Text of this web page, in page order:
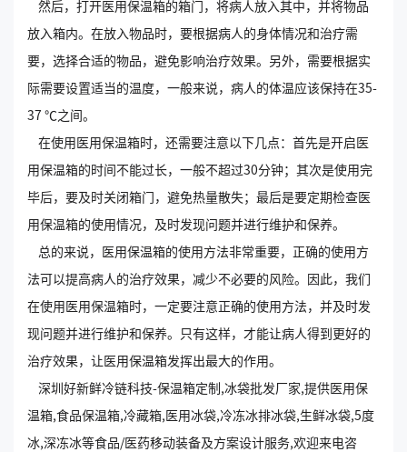
然后，打开医用保温箱的箱门，将病人放入其中，并将物品
放入箱内。在放入物品时，要根据病人的身体情况和治疗需
要，选择合适的物品，避免影响治疗效果。另外，需要根据实
际需要设置适当的温度，一般来说，病人的体温应该保持在35-
37 ℃之间。
在使用医用保温箱时，还需要注意以下几点：首先是开启医
用保温箱的时间不能过长，一般不超过30分钟；其次是使用完
毕后，要及时关闭箱门，避免热量散失；最后是要定期检查医
用保温箱的使用情况，及时发现问题并进行维护和保养。
总的来说，医用保温箱的使用方法非常重要，正确的使用方
法可以提高病人的治疗效果，减少不必要的风险。因此，我们
在使用医用保温箱时，一定要注意正确的使用方法，并及时发
现问题并进行维护和保养。只有这样，才能让病人得到更好的
治疗效果，让医用保温箱发挥出最大的作用。
深圳好新鲜冷链科技-保温箱定制,冰袋批发厂家,提供医用保
温箱,食品保温箱,冷藏箱,医用冰袋,冷冻冰排冰袋,生鲜冰袋,5度
冰,深冻冰等食品/医药移动装备及方案设计服务,欢迎来电咨